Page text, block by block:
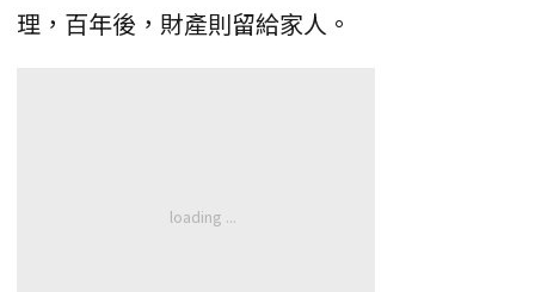
理，百年後，財產則留給家人。